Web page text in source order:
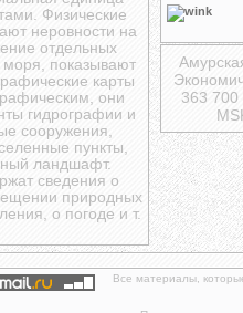
Физические
неровности на
отдельных
моря, показывают
карты
они
гидрографии и
сооружения,
пункты,
ландшафт.
сведения о
природных
о погоде и т.
363 700
Все материалы,